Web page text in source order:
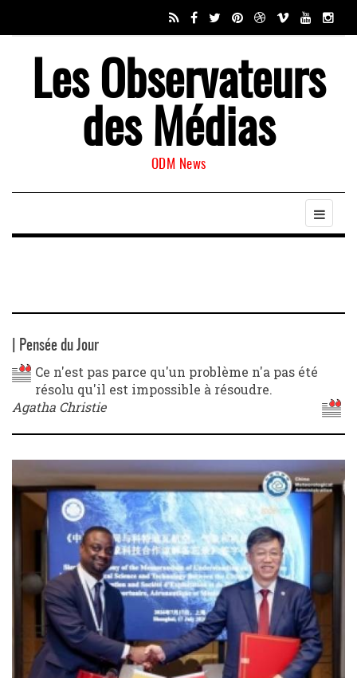
Les Observateurs
des Médias
ODM News
| Pensée du Jour
Ce n'est pas parce qu'un problème n'a pas été
résolu qu'il est impossible à résoudre.
Agatha Christie